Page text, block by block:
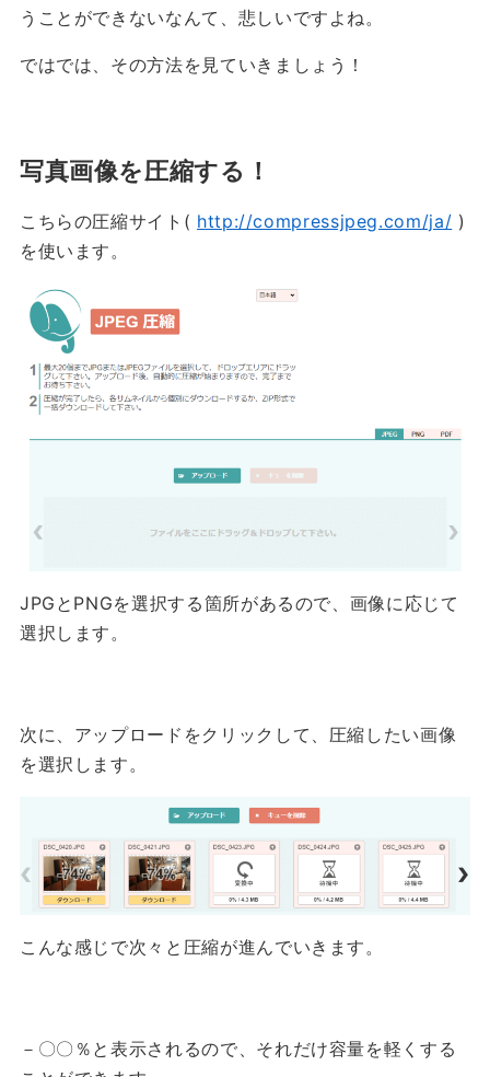
うことができないなんて、悲しいですよね。
ではでは、その方法を見ていきましょう！
写真画像を圧縮する！
こちらの圧縮サイト( http://compressjpeg.com/ja/ )
を使います。
JPGとPNGを選択する箇所があるので、画像に応じて
選択します。
次に、アップロードをクリックして、圧縮したい画像
を選択します。
こんな感じで次々と圧縮が進んでいきます。
－〇〇％と表示されるので、それだけ容量を軽くする